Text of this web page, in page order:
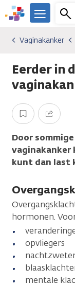
Overslaan
en
gaan
We
er
je.
Kanker.nl
Menu
Kankersoorten
Vaginakanker
Gevolgen
Vaginakanker
Eerder in
Opslaan Delen
Door
vaginakanker
kunt dan last
hormonen.
opvliegers
mentale